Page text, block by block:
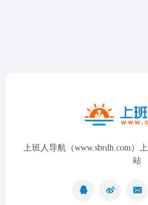
上班人导航（www.sbrdh.com）
站